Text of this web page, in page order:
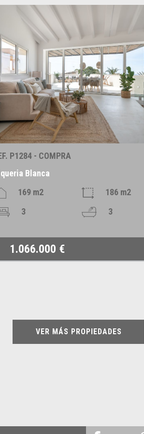
P1284 - COMPRA
Blanca
169 m2
186 m2
3
3
1.066.000 €
VER MÁS PROPIEDADES